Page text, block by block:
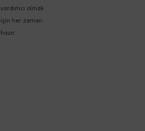
yardımcı olmak
için her zaman
hazır.